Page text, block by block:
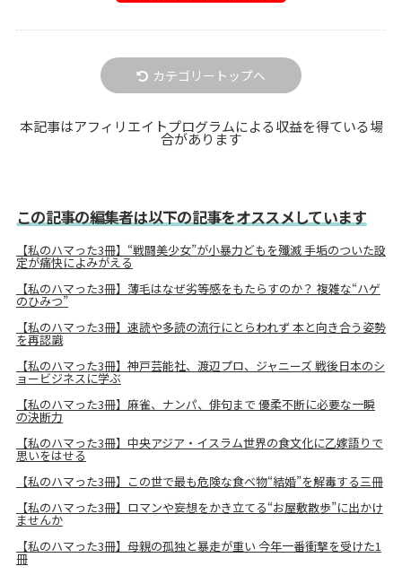
カテゴリートップへ
本記事はアフィリエイトプログラムによる収益を得ている場
合があります
この記事の編集者は以下の記事をオススメしています
【私のハマった3冊】“戦闘美少女”が小暴力どもを殲滅 手垢のついた設
定が痛快によみがえる
【私のハマった3冊】薄毛はなぜ劣等感をもたらすのか？ 複雑な“ハゲ
のひみつ”
【私のハマった3冊】速読や多読の流行にとらわれず 本と向き合う姿勢
を再認識
【私のハマった3冊】神戸芸能社、渡辺プロ、ジャニーズ 戦後日本のシ
ョービジネスに学ぶ
【私のハマった3冊】麻雀、ナンパ、俳句まで 優柔不断に必要な一瞬
の決断力
【私のハマった3冊】中央アジア・イスラム世界の食文化に乙嫁語りで
思いをはせる
【私のハマった3冊】この世で最も危険な食べ物“結婚”を解毒する三冊
【私のハマった3冊】ロマンや妄想をかき立てる“お屋敷散歩”に出かけ
ませんか
【私のハマった3冊】母親の孤独と暴走が重い 今年一番衝撃を受けた1
冊